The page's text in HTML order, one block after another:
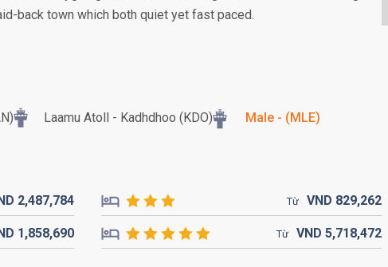
back town which both quiet yet fast paced.
Laamu Atoll - Kadhdhoo (KDO) Male - (MLE)
2,487,784 Từ VND 829,262
1,858,690 Từ VND 5,718,472